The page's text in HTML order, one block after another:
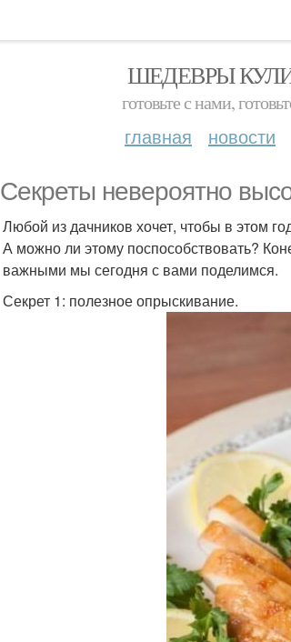
ШЕДЕВРЫ
готовьте с нами,
главная новости
Секреты невероятно
Любой из дачников хочет, чтобы в этом
А можно ли этому поспособствовать?
важными мы сегодня с вами поделимся.
Секрет 1: полезное опрыскивание.